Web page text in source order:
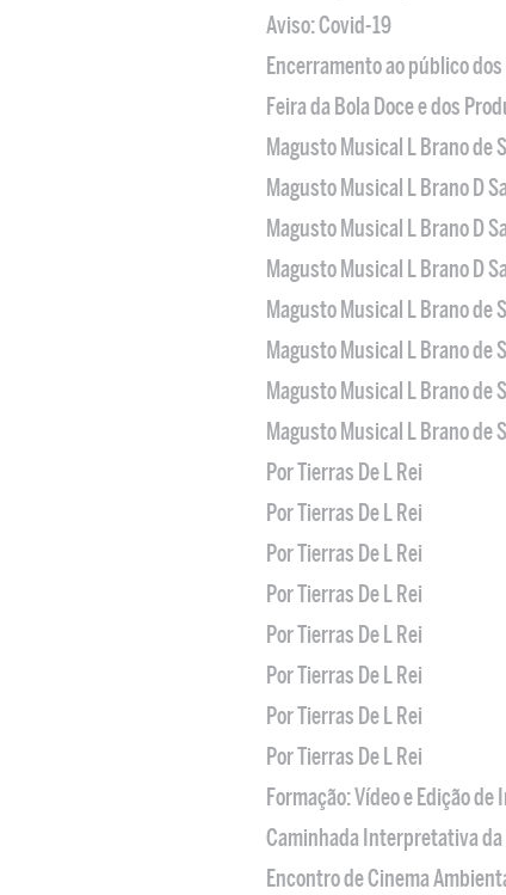
Aviso: Covid-19
Encerramento ao público
Feira da Bola Doce e dos
Magusto Musical L Brano de
Magusto Musical L Brano D
Magusto Musical L Brano D
Magusto Musical L Brano D
Magusto Musical L Brano de
Magusto Musical L Brano de
Magusto Musical L Brano de
Magusto Musical L Brano de
Por Tierras De L Rei
Por Tierras De L Rei
Por Tierras De L Rei
Por Tierras De L Rei
Por Tierras De L Rei
Por Tierras De L Rei
Por Tierras De L Rei
Por Tierras De L Rei
Formação: Vídeo e Edição de
Caminhada Interpretativa da
Encontro de Cinema